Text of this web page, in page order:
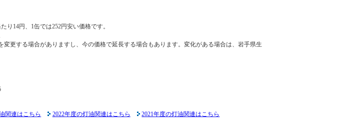
り14円、1缶では252円安い価格です。
更する場合がありますし、今の価格で延長する場合もあります。変化がある場合は、岩手県生
関連はこちら 2022年度の灯油関連はこちら
2021年度の灯油関連はこちら